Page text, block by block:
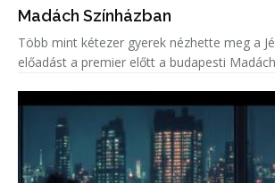
Madách Színházban
Több mint kétezer gyerek nézhette meg a
előadást a premier előtt a budapesti